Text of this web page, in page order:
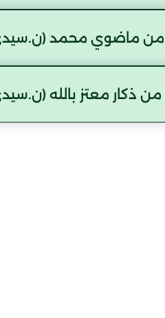
ماضوي محمد
ذكار معتز بالله